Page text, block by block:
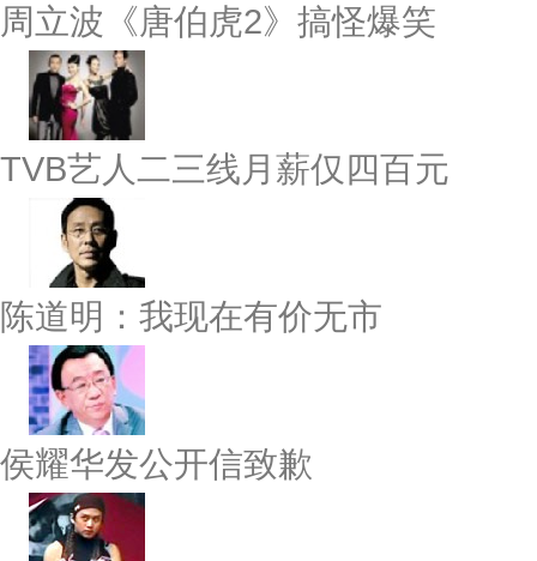
周立波《唐伯虎2》搞怪爆笑
TVB艺人二三线月薪仅四百元
陈道明：我现在有价无市
侯耀华发公开信致歉